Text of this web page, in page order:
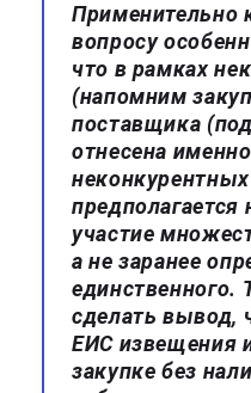
Применительно
вопросу
что в рамках
(напомним
поставщика
отнесена
предполагается
участие
а не заранее
единственного.
сделать вывод,
ЕИС извещения
закупке без